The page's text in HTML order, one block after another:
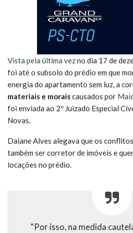
Vista pela última vezno dia 17 de
foi até o subsolo do prédio em que
energia do apartamento sem luz, a
materiais e moraiscausados por
foi enviada ao 2º Juizado Especial
Novas.
Daiane Alves alegava que os
também ser corretor de imóveis e
locações no prédio.
“Por isso, na medida